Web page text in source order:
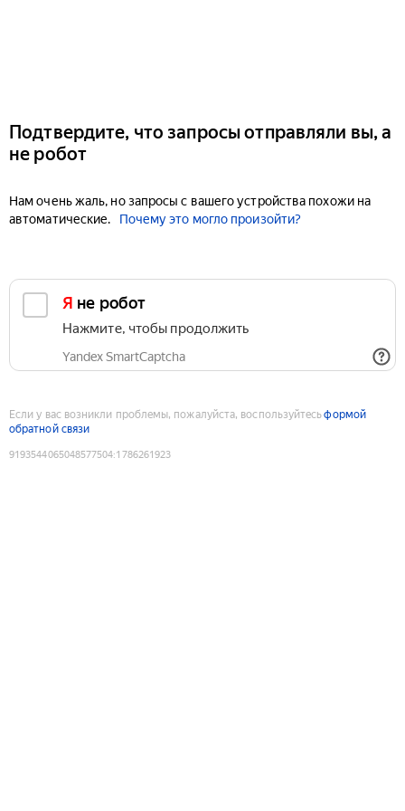
Подтвердите, что запросы отправляли вы, а
не робот
Нам очень жаль, но запросы с вашего устройства похожи на
автоматические.
Почему это могло произойти?
Я не робот
Нажмите, чтобы продолжить
Yandex SmartCaptcha
Если у вас возникли проблемы, пожалуйста, воспользуйтесьформой
обратной связи
9193544065048577504:1786261923